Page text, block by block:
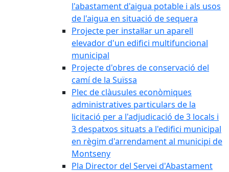
l'abastament d'aigua potable i als usos
de l'aigua en situació de sequera
Projecte per instal·lar un aparell
elevador d'un edifici multifuncional
municipal
Projecte d'obres de conservació del
camí de la Suïssa
Plec de clàusules econòmiques
administratives particulars de la
licitació per a l'adjudicació de 3 locals i
3 despatxos situats a l'edifici municipal
en règim d'arrendament al municipi de
Montseny
Pla Director del Servei d'Abastament